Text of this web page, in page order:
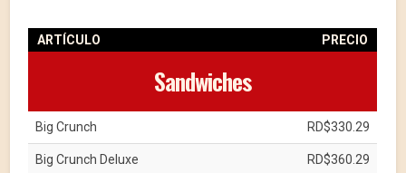
ARTÍCULO PRECIO
Sandwiches
Big Crunch RD$330.29
Big Crunch Deluxe RD$360.29